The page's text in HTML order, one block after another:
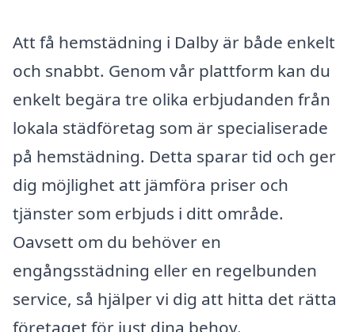
Att få hemstädning i Dalby är både enkelt
och snabbt. Genom vår plattform kan du
enkelt begära tre olika erbjudanden från
lokala städföretag som är specialiserade
på hemstädning. Detta sparar tid och ger
dig möjlighet att jämföra priser och
tjänster som erbjuds i ditt område.
Oavsett om du behöver en
engångsstädning eller en regelbunden
service, så hjälper vi dig att hitta det rätta
företaget för just dina behov.